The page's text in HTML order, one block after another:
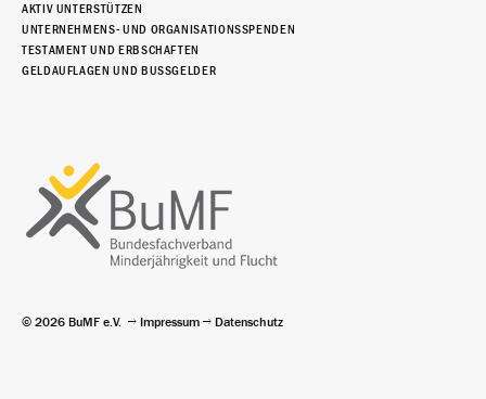
AKTIV UNTERSTÜTZEN
UNTERNEHMENS- UND ORGANISATIONSSPENDEN
TESTAMENT UND ERBSCHAFTEN
GELDAUFLAGEN UND BUSSGELDER
© 2026 BuMF e.V. Impressum Datenschutz